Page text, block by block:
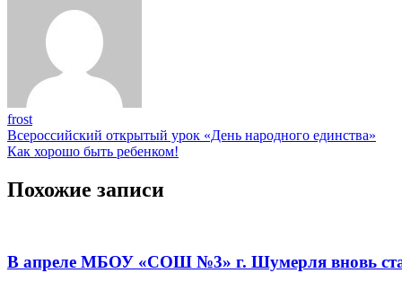
frost
Навигация
по
записям
Всероссийский открытый урок «День народного единства»
Как хорошо быть ребенком!
Похожие записи
В апреле МБОУ «СОШ №3» г. Шумерля вновь